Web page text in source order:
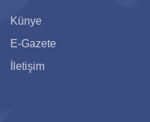
Künye
E-Gazete
İletişim